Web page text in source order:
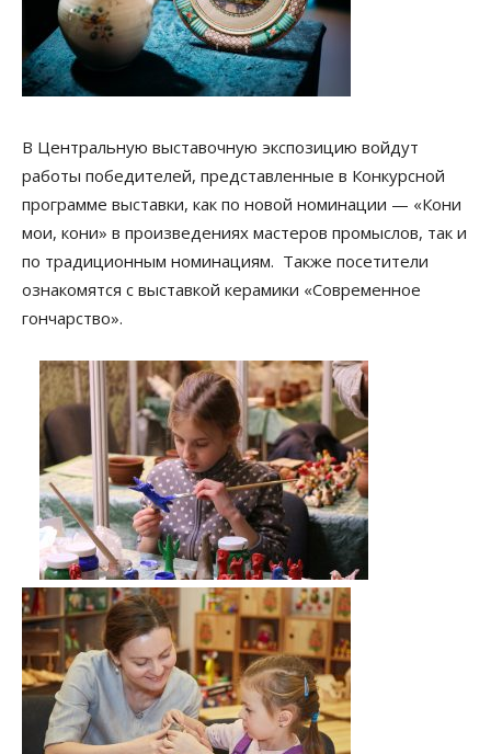
В Центральную выставочную экспозицию войдут
работы победителей, представленные в Конкурсной
программе выставки, как по новой номинации — «Кони
мои, кони» в произведениях мастеров промыслов, так и
по традиционным номинациям. Также посетители
ознакомятся с выставкой керамики «Современное
гончарство».